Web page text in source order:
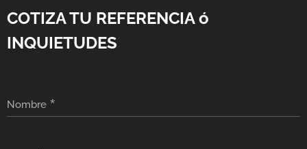
COTIZA TU REFERENCIA ó
INQUIETUDES
Nombre